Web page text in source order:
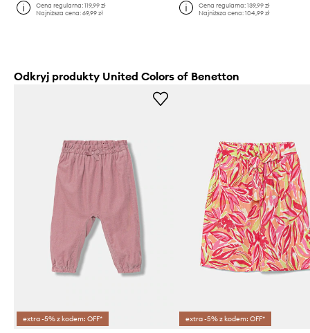
Cena regularna:119,99 zł
Najniższa cena:69,99 zł
Cena regularna: 139,99 zł
Najniższa cena: 104,99 zł
Odkryj produkty United Colors of Benetton
extra -5% z kodem: OFF* extra -5% z kodem: OFF*